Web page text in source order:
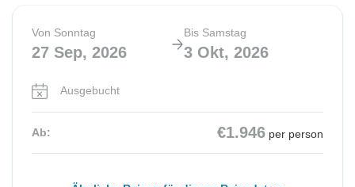
Von Sonntag
27 Sep, 2026
Bis Samstag
3 Okt, 2026
Ausgebucht
Ab: €1.946 per person